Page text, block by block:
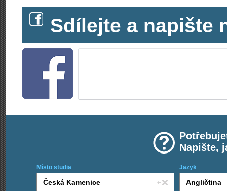
Sdílejte a napište
Napište,
Místo studia Jazyk